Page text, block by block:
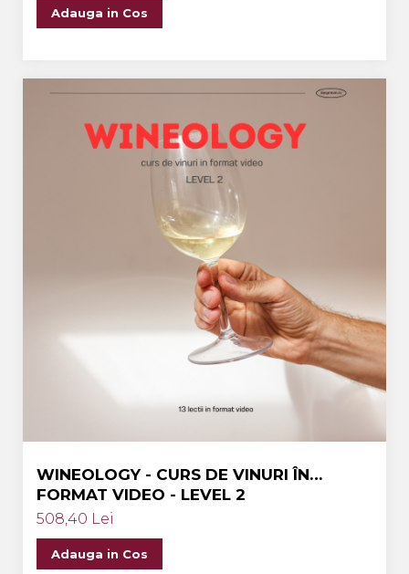
Adauga in Cos
WINEOLOGY - CURS DE VINURI ÎN
FORMAT VIDEO - LEVEL 2
508,40 Lei
Adauga in Cos